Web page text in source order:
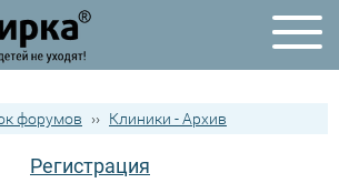
форумов ›› Клиники - Архив
Регистрация